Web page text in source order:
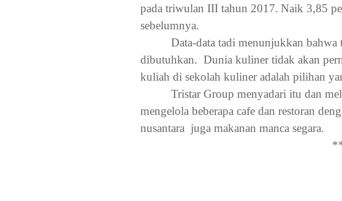
pada triwulan III tahun 2017. Naik 3,85
sebelumnya.
Data-data tadi menunjukkan
dibutuhkan. Dunia kuliner tidak akan
kuliah di sekolah kuliner adalah pilihan
Tristar Group menyadari itu dan
mengelola beberapa cafe dan restoran
nusantara juga makanan manca segara.